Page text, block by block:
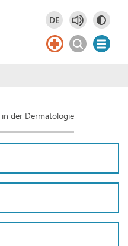
DE
Deutsch
DE
in der Dermatologie